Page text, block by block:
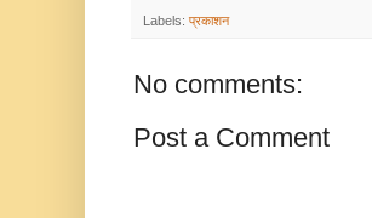
Labels: प्रकाशन
No comments:
Post a Comment